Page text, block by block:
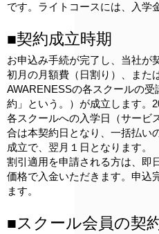
です。ライトコースには、入学
■契約成立時期
お申込み手続が完了し、当社が
初月の月額費（日割り）、また
AWARENESSの各スクールの
約」という。）が成立します。
各スクールへの入学日（サービ
合は本契約日となり、一括払い
成立で、翌月１日となります。
割引適用を申請される方は、即
価格で入金いただきます。申込
ます。
■スクール会員の契